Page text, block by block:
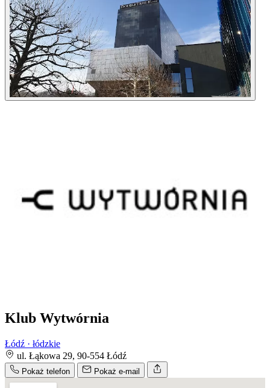
Klub Wytwórnia
Łódź · łódzkie
ul. Łąkowa 29, 90-554 Łódź
Pokaż telefon Pokaż e-mail